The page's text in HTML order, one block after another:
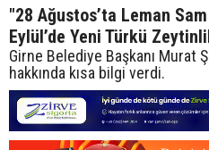
"28 Ağustos’ta Leman
Eylül’de Yeni Türkü
Girne Belediye Başkanı Murat
hakkında kısa bilgi verdi.